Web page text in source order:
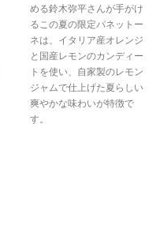
める鈴木弥平さんが手がけ
るこの夏の限定パネットー
ネは、イタリア産オレンジ
と国産レモンのカンディー
トを使い、自家製のレモン
ジャムで仕上げた夏らしい
爽やかな味わいが特徴で
す。